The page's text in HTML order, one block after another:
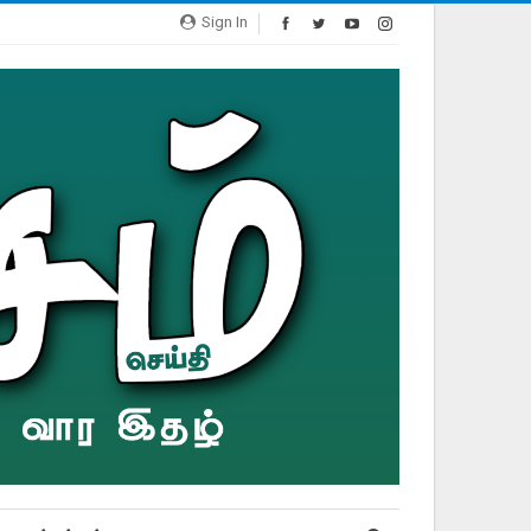
Sign In